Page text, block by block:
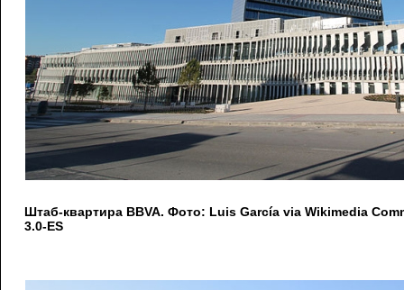
Штаб-квартира BBVA. Фото: Luis García via Wikimedia
3.0-ES